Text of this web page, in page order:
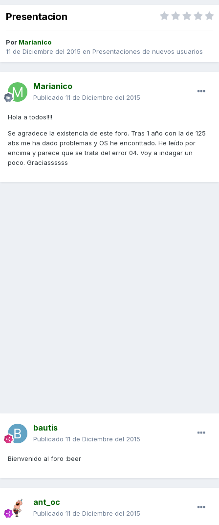
Presentacion
Por Marianico
11 de Diciembre del 2015 en Presentaciones de nuevos usuarios
Marianico
Publicado 11 de Diciembre del 2015
Hola a todos!!!!
Se agradece la existencia de este foro. Tras 1 año con la de 125
abs me ha dado problemas y OS he enconttado. He leído por
encima y parece que se trata del error 04. Voy a indagar un
poco. Graciassssss
bautis
Publicado 11 de Diciembre del 2015
Bienvenido al foro :beer
ant_oc
Publicado 11 de Diciembre del 2015